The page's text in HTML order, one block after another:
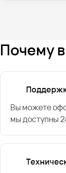
Почему
Вы можете
мы доступны